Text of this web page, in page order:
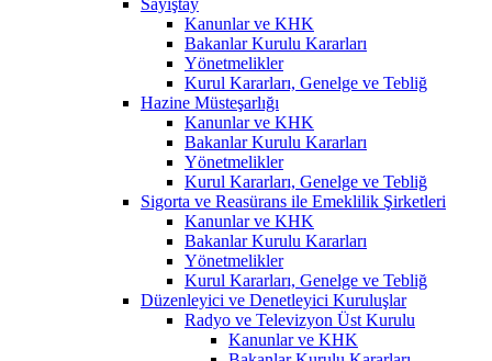
Sayıştay
Kanunlar ve KHK
Bakanlar Kurulu Kararları
Yönetmelikler
Kurul Kararları, Genelge ve Tebliğ
Hazine Müsteşarlığı
Kanunlar ve KHK
Bakanlar Kurulu Kararları
Yönetmelikler
Kurul Kararları, Genelge ve Tebliğ
Sigorta ve Reasürans ile Emeklilik Şirketleri
Kanunlar ve KHK
Bakanlar Kurulu Kararları
Yönetmelikler
Kurul Kararları, Genelge ve Tebliğ
Düzenleyici ve Denetleyici Kuruluşlar
Radyo ve Televizyon Üst Kurulu
Kanunlar ve KHK